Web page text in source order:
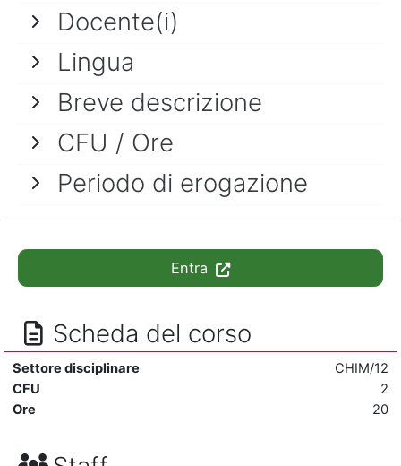
Docente(i)
Lingua
Breve descrizione
CFU / Ore
Periodo di erogazione
Entra
Scheda del corso
Settore disciplinare
CHIM/12
CFU
2
Ore
20